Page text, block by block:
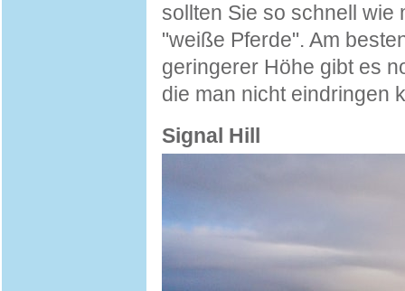
sollten Sie so schnell wie
"weiße Pferde". Am
geringerer Höhe gibt es
die man nicht eindringen
Signal Hill